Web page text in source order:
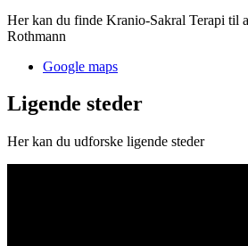
Her kan du finde Kranio-Sakral Terapi til
Rothmann
Google maps
Ligende steder
Her kan du udforske ligende steder